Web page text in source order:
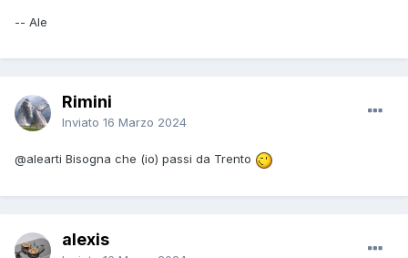
-- Ale
Rimini
Inviato 16 Marzo 2024
@alearti Bisogna che (io) passi da Trento
alexis